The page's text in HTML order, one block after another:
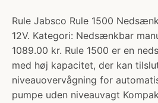
Rule Jabsco Rule 1500
12V. Kategori: Nedsænkbar
1089.00 kr. Rule 1500 er en
med høj kapacitet, der kan
niveauovervågning for
pumpe uden niveauvagt